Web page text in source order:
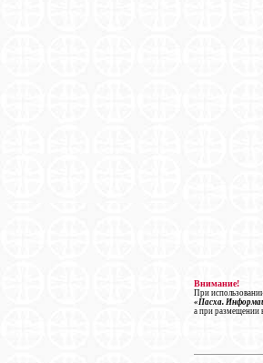
Внимание!
При
«Пасха.
а при размещении